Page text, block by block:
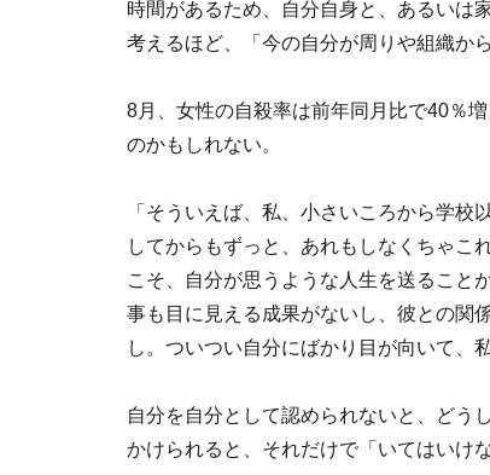
時間があるため、自分自身と、あるいは
考えるほど、「今の自分が周りや組織か
8月、女性の自殺率は前年同月比で40％
のかもしれない。
「そういえば、私、小さいころから学
してからもずっと、あれもしなくちゃこ
こそ、自分が思うような人生を送ること
事も目に見える成果がないし、彼との関
し。ついつい自分にばかり目が向いて、
自分を自分として認められないと、どう
かけられると、それだけで「いてはいけ